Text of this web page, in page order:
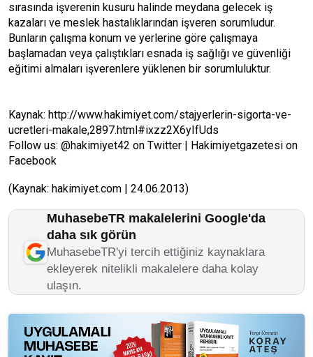
sırasında işverenin kusuru halinde meydana gelecek iş
kazaları ve meslek hastalıklarından işveren sorumludur.
Bunların çalışma konum ve yerlerine göre çalışmaya
başlamadan veya çalıştıkları esnada iş sağlığı ve güvenliği
eğitimi almaları işverenlere yüklenen bir sorumluluktur.
Kaynak: http://www.hakimiyet.com/stajyerlerin-sigorta-ve-
ucretleri-makale,2897.html#ixzz2X6yIfUds
Follow us: @hakimiyet42 on Twitter | Hakimiyetgazetesi on
Facebook
(Kaynak: hakimiyet.com | 24.06.2013)
MuhasebeTR makalelerini Google'da
daha sık görün
MuhasebeTR'yi tercih ettiğiniz kaynaklara
ekleyerek nitelikli makalelere daha kolay
ulaşın.